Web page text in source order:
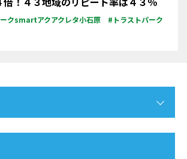
クsmartアクアクレタ小石原
#トラストパーク